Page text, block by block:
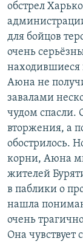
обстрел
для бойцов
очень
находившиеся
Аюна не
завалами
чудом спасли.
вторжения, а
обострилось.
корни, Аюна
жителей
в паблики о
нашла
очень
Она чувствует